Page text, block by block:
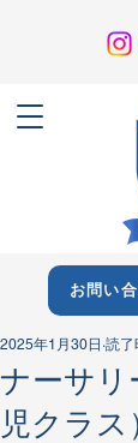
お問い
ナーサリ
児クラス
2025年1月30日 読了